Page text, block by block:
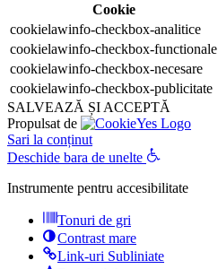
Cookie
cookielawinfo-checkbox-analitice
cookielawinfo-checkbox-functionale
cookielawinfo-checkbox-necesare
cookielawinfo-checkbox-publicitate
SALVEAZĂ ȘI ACCEPTĂ
Propulsat de
Sari la conținut
Deschide bara de unelte
Instrumente pentru accesibilitate
Tonuri de gri
Contrast mare
Link-uri Subliniate